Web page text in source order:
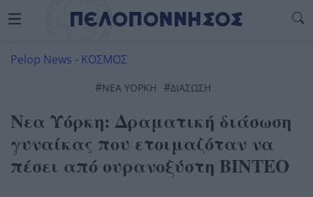
Pelop News - ΚΟΣΜΟΣ
#ΝΈΑ ΥΌΡΚΗ #ΔΙΑΣΩΣΗ
Νεα Υόρκη: Δραματική διάσωση
γυναίκας που ετοιμαζόταν να
πέσει από ουρανοξύστη ΒΙΝΤΕΟ